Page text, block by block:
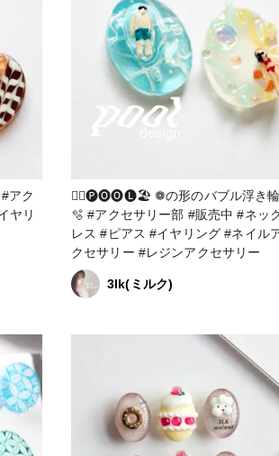
🏊‍♂️🅟🅞🅞🅛🏖 ❁︎の形のバブル浮き輪
🫧‪ #アクセサリー部 #販売中 #ネック
レス #ピアス #イヤリング #ネイルア
クセサリー #レジンアクセサリー
3lk(ミルク)